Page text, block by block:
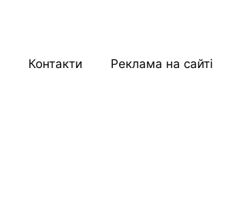
Контакти Реклама на сайті